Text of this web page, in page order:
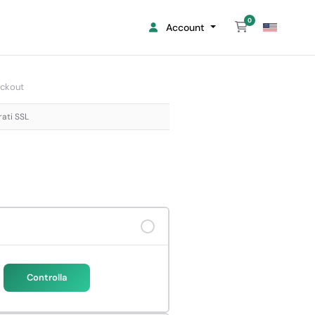
Account
0
Carrello
SSL
Controlla